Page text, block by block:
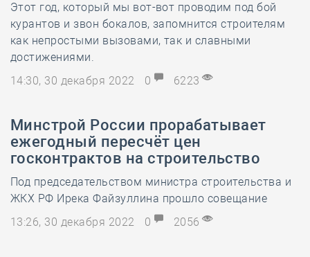
Этот год, который мы вот-вот проводим под бой
курантов и звон бокалов, запомнится строителям
как непростыми вызовами, так и славными
достижениями.
14:30, 30 декабря 2022
0 6223
Минстрой России прорабатывает
ежегодный пересчёт цен
госконтрактов на строительство
Под председательством министра строительства и
ЖКХ РФ Ирека Файзуллина прошло совещание
13:26, 30 декабря 2022
0 2056